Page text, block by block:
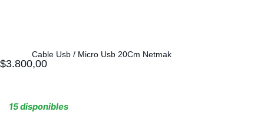
Cable Usb / Micro Usb 20Cm Netmak
$3.800,00
15 disponibles